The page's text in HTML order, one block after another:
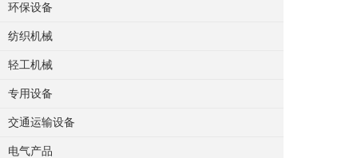
环保设备
纺织机械
轻工机械
专用设备
交通运输设备
电气产品